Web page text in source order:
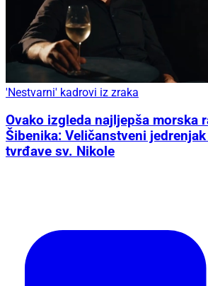
'Nestvarni' kadrovi iz zraka
Ovako izgleda najljepša morska
Šibenika: Veličanstveni
tvrđave sv. Nikole